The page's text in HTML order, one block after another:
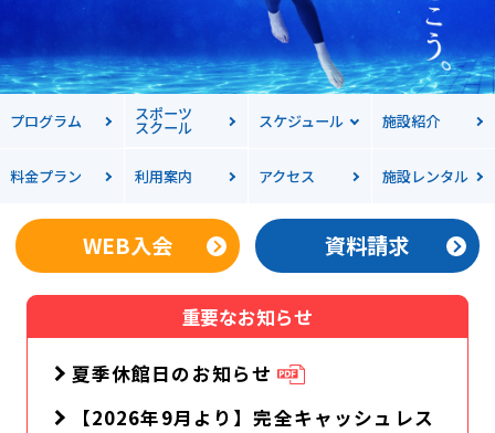
プログラム スポーツ
スクール スケジュール 施設紹介
料金プラン 利用案内 アクセス 施設レンタル
WEB入会 資料請求
重要なお知らせ
夏季休館日のお知らせ
【2026年9月より】完全キャッシュレス